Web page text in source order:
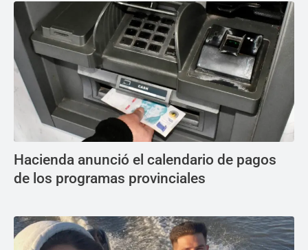
Hacienda anunció el calendario de pagos
de los programas provinciales